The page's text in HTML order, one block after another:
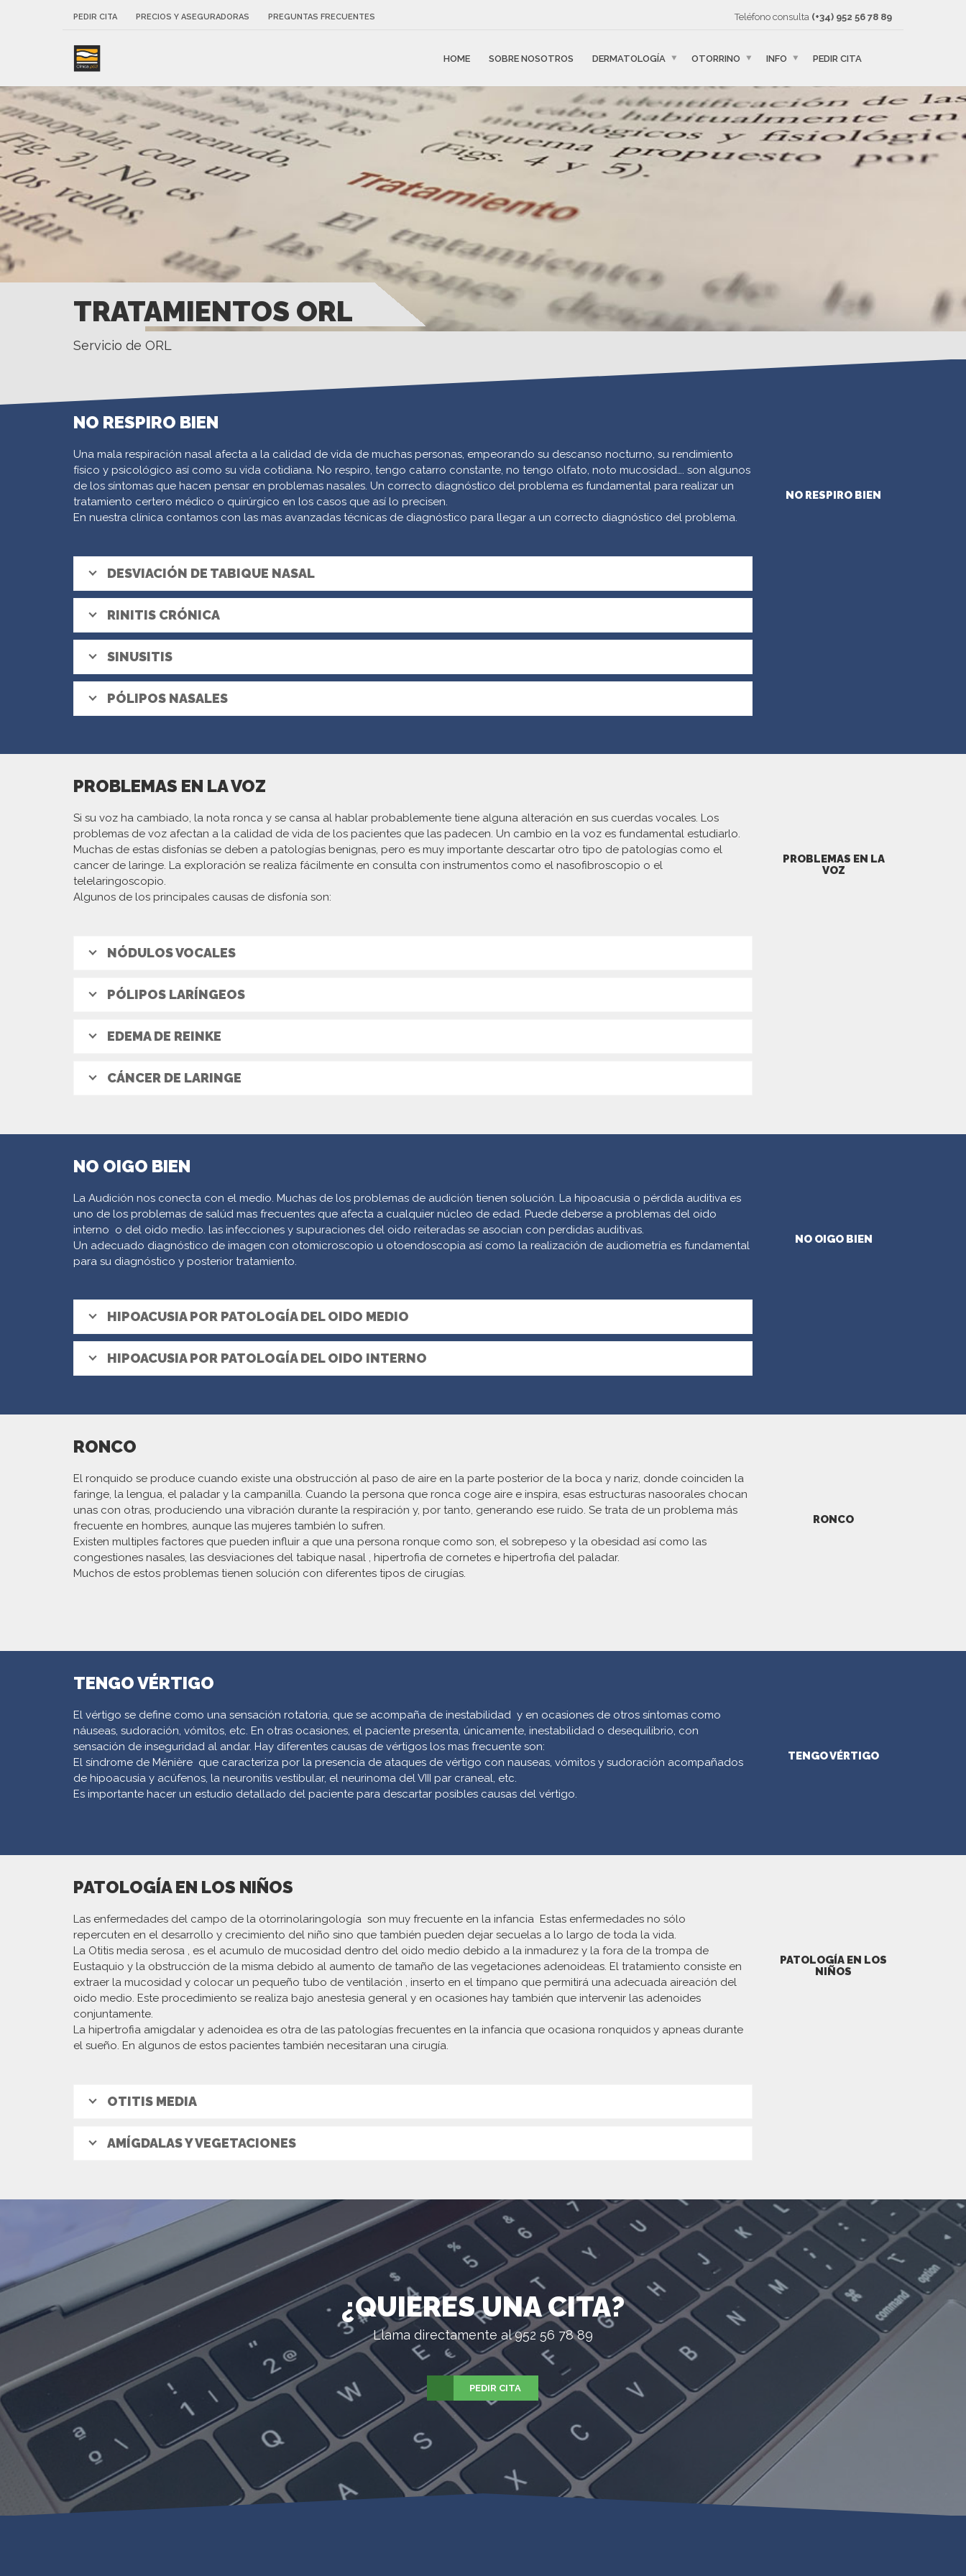
PEDIR CITA PRECIOS Y ASEGURADORAS PREGUNTAS FRECUENTES Teléfono consulta (+34) 952 56 78 89
HOME SOBRE NOSOTROS DERMATOLOGÍA OTORRINO INFO PEDIR CITA
TRATAMIENTOS ORL
Servicio de ORL
NO RESPIRO BIEN
Una mala respiración nasal afecta a la calidad de vida de muchas personas, empeorando su descanso nocturno, su rendimiento
físico y psicológico así como su vida cotidiana. No respiro, tengo catarro constante, no tengo olfato, noto mucosidad…. son algunos
de los síntomas que hacen pensar en problemas nasales. Un correcto diagnóstico del problema es fundamental para realizar un
tratamiento certero médico o quirúrgico en los casos que así lo precisen.
En nuestra clínica contamos con las mas avanzadas técnicas de diagnóstico para llegar a un correcto diagnóstico del problema.
DESVIACIÓN DE TABIQUE NASAL
RINITIS CRÓNICA
SINUSITIS
PÓLIPOS NASALES
NO RESPIRO BIEN
PROBLEMAS EN LA VOZ
Si su voz ha cambiado, la nota ronca y se cansa al hablar probablemente tiene alguna alteración en sus cuerdas vocales. Los
problemas de voz afectan a la calidad de vida de los pacientes que las padecen. Un cambio en la voz es fundamental estudiarlo.
Muchas de estas disfonías se deben a patologías benignas, pero es muy importante descartar otro tipo de patologías como el
cancer de laringe. La exploración se realiza fácilmente en consulta con instrumentos como el nasofibroscopio o el
telelaringoscopio.
Algunos de los principales causas de disfonía son:
NÓDULOS VOCALES
PÓLIPOS LARÍNGEOS
EDEMA DE REINKE
CÁNCER DE LARINGE
PROBLEMAS EN LA
VOZ
NO OIGO BIEN
La Audición nos conecta con el medio. Muchas de los problemas de audición tienen solución. La hipoacusia o pérdida auditiva es
uno de los problemas de salúd mas frecuentes que afecta a cualquier núcleo de edad. Puede deberse a problemas del oido
interno o del oido medio. las infecciones y supuraciones del oido reiteradas se asocian con perdidas auditivas.
Un adecuado diagnóstico de imagen con otomicroscopio u otoendoscopia así como la realización de audiometría es fundamental
para su diagnóstico y posterior tratamiento.
HIPOACUSIA POR PATOLOGÍA DEL OIDO MEDIO
HIPOACUSIA POR PATOLOGÍA DEL OIDO INTERNO
NO OIGO BIEN
RONCO
El ronquido se produce cuando existe una obstrucción al paso de aire en la parte posterior de la boca y nariz, donde coinciden la
faringe, la lengua, el paladar y la campanilla. Cuando la persona que ronca coge aire e inspira, esas estructuras nasoorales chocan
unas con otras, produciendo una vibración durante la respiración y, por tanto, generando ese ruido. Se trata de un problema más
frecuente en hombres, aunque las mujeres también lo sufren.
Existen multiples factores que pueden influir a que una persona ronque como son, el sobrepeso y la obesidad así como las
congestiones nasales, las desviaciones del tabique nasal , hipertrofia de cornetes e hipertrofia del paladar.
Muchos de estos problemas tienen solución con diferentes tipos de cirugías.
RONCO
TENGO VÉRTIGO
El vértigo se define como una sensación rotatoria, que se acompaña de inestabilidad y en ocasiones de otros síntomas como
náuseas, sudoración, vómitos, etc. En otras ocasiones, el paciente presenta, únicamente, inestabilidad o desequilibrio, con
sensación de inseguridad al andar. Hay diferentes causas de vértigos los mas frecuente son:
El síndrome de Ménière que caracteriza por la presencia de ataques de vértigo con nauseas, vómitos y sudoración acompañados
de hipoacusia y acúfenos, la neuronitis vestibular, el neurinoma del VIII par craneal, etc.
Es importante hacer un estudio detallado del paciente para descartar posibles causas del vértigo.
TENGO VÉRTIGO
PATOLOGÍA EN LOS NIÑOS
Las enfermedades del campo de la otorrinolaringología son muy frecuente en la infancia Estas enfermedades no sólo
repercuten en el desarrollo y crecimiento del niño sino que también pueden dejar secuelas a lo largo de toda la vida.
La Otitis media serosa , es el acumulo de mucosidad dentro del oido medio debido a la inmadurez y la fora de la trompa de
Eustaquio y la obstrucción de la misma debido al aumento de tamaño de las vegetaciones adenoideas. El tratamiento consiste en
extraer la mucosidad y colocar un pequeño tubo de ventilación , inserto en el tímpano que permitirá una adecuada aireación del
oido medio. Este procedimiento se realiza bajo anestesia general y en ocasiones hay también que intervenir las adenoides
conjuntamente.
La hipertrofia amigdalar y adenoidea es otra de las patologías frecuentes en la infancia que ocasiona ronquidos y apneas durante
el sueño. En algunos de estos pacientes también necesitaran una cirugía.
OTITIS MEDIA
AMÍGDALAS Y VEGETACIONES
PATOLOGÍA EN LOS
NIÑOS
¿QUIERES UNA CITA?
Llama directamente al 952 56 78 89
PEDIR CITA